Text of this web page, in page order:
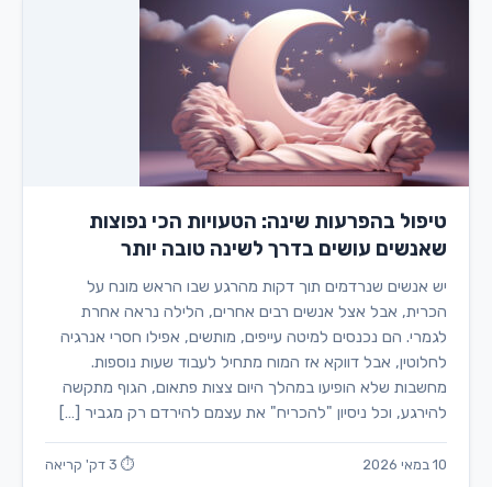
טיפול בהפרעות שינה: הטעויות הכי נפוצות
שאנשים עושים בדרך לשינה טובה יותר
יש אנשים שנרדמים תוך דקות מהרגע שבו הראש מונח על
הכרית, אבל אצל אנשים רבים אחרים, הלילה נראה אחרת
לגמרי. הם נכנסים למיטה עייפים, מותשים, אפילו חסרי אנרגיה
לחלוטין, אבל דווקא אז המוח מתחיל לעבוד שעות נוספות.
מחשבות שלא הופיעו במהלך היום צצות פתאום, הגוף מתקשה
להירגע, וכל ניסיון "להכריח" את עצמם להירדם רק מגביר […]
10 במאי 2026 ⏱ 3 דק' קריאה